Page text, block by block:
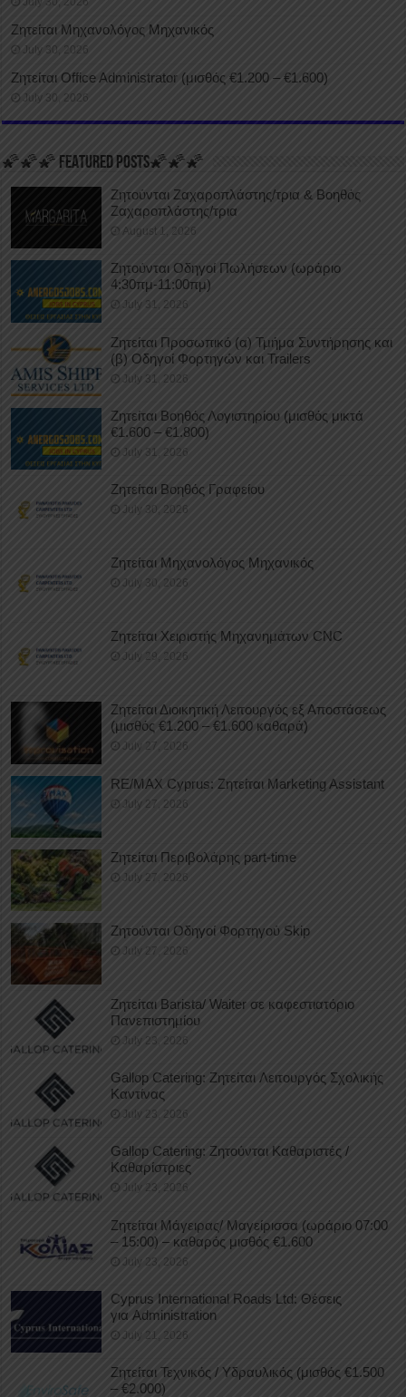
Ζητείται Μηχανολόγος Μηχανικός
July 30, 2026
Ζητείται Office Administrator (μισθός €1.200 – €1.600)
July 30, 2026
🌠🌠🌠 FEATURED POSTS🌠🌠🌠
Ζητούνται Ζαχαροπλάστης/τρια & Βοηθός
Ζαχαροπλάστης/τρια
August 1, 2026
Ζητούνται Οδηγοί Πωλήσεων (ωράριο
4:30πμ-11:00πμ)
July 31, 2026
Ζητείται Προσωπικό (α) Τμήμα Συντήρησης και
(β) Οδηγοί Φορτηγών και Trailers
July 31, 2026
Ζητείται Βοηθός Λογιστηρίου (μισθός μικτά
€1.600 – €1.800)
July 31, 2026
Ζητείται Βοηθός Γραφείου
July 30, 2026
Ζητείται Μηχανολόγος Μηχανικός
July 30, 2026
Ζητείται Χειριστής Μηχανημάτων CNC
July 29, 2026
Ζητείται Διοικητική Λειτουργός εξ Αποστάσεως
(μισθός €1.200 – €1.600 καθαρά)
July 27, 2026
RE/MAX Cyprus: Ζητείται Marketing Assistant
July 27, 2026
Ζητείται Περιβολάρης part-time
July 27, 2026
Ζητούνται Οδηγοί Φορτηγού Skip
July 27, 2026
Ζητείται Barista/ Waiter σε καφεστιατόριο
Πανεπιστημίου
July 23, 2026
Gallop Catering: Ζητείται Λειτουργός Σχολικής
Καντίνας
July 23, 2026
Gallop Catering: Ζητούνται Καθαριστές /
Καθαρίστριες
July 23, 2026
Ζητείται Μάγειρας/ Μαγείρισσα (ωράριο 07:00
– 15:00) – καθαρός μισθός €1.600
July 23, 2026
Cyprus International Roads Ltd: Θέσεις
για Administration
July 21, 2026
Ζητείται Τεχνικός / Υδραυλικός (μισθός €1.500
– €2.000)